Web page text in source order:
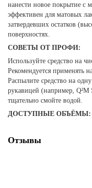
нанести новое покрытие с
эффективен для матовых
затвердевших остатков
поверхностях.
СОВЕТЫ ОТ ПРОФИ:
Используйте средство на
Рекомендуется применять
Распылите средство на
рукавицей (например, Q²M
тщательно смойте водой.
ДОСТУПНЫЕ ОБЪЁМЫ:
Отзывы